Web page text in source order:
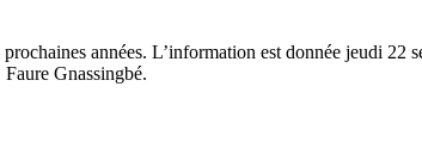
années. L’information est donnée jeudi
Gnassingbé.